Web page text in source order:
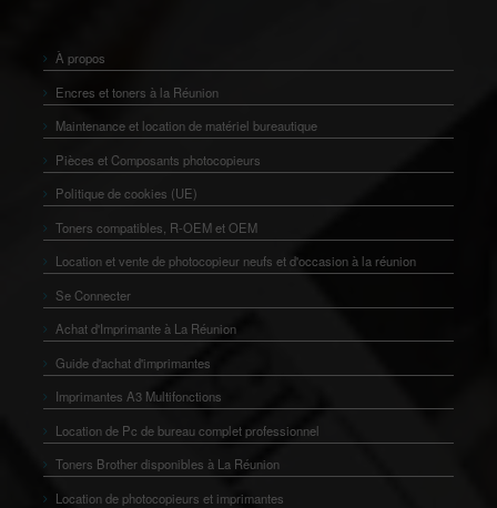
À propos
Encres et toners à la Réunion
Maintenance et location de matériel bureautique
Pièces et Composants photocopieurs
Politique de cookies (UE)
Toners compatibles, R-OEM et OEM
Location et vente de photocopieur neufs et d'occasion à la réunion
Se Connecter
Achat d'Imprimante à La Réunion
Guide d'achat d'imprimantes
Imprimantes A3 Multifonctions
Location de Pc de bureau complet professionnel
Toners Brother disponibles à La Réunion
Location de photocopieurs et imprimantes